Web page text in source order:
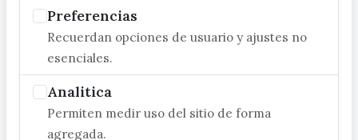
Preferencias
Recuerdan opciones de usuario y ajustes no
esenciales.
Analitica
Permiten medir uso del sitio de forma
agregada.